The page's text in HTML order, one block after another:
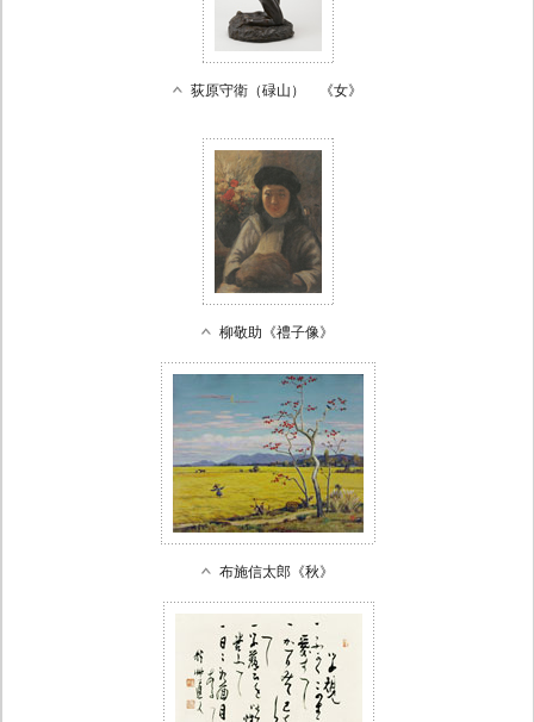
荻原守衛（碌山） 《女》
柳敬助《禮子像》
布施信太郎《秋》